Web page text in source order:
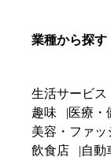
業種から探す
生活サービス
趣味
医療・
美容・ファッ
飲食店
自動